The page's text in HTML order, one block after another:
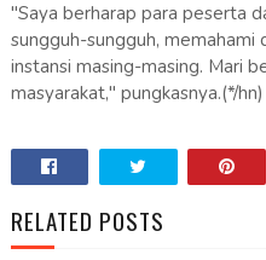
"Saya berharap para peserta
sungguh-sungguh,
instansi masing-masing. Mari
masyarakat," pungkasnya.(*/hn)
RELATED POSTS